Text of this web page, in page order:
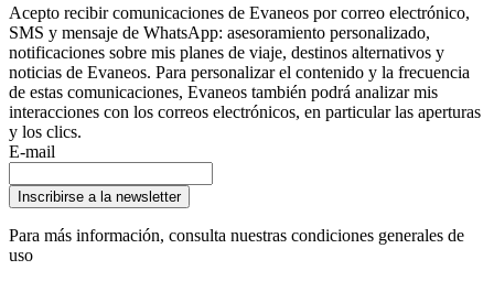
Acepto recibir comunicaciones de Evaneos por correo electrónico,
SMS y mensaje de WhatsApp: asesoramiento personalizado,
notificaciones sobre mis planes de viaje, destinos alternativos y
noticias de Evaneos. Para personalizar el contenido y la frecuencia
de estas comunicaciones, Evaneos también podrá analizar mis
interacciones con los correos electrónicos, en particular las aperturas
y los clics.
E-mail
Inscribirse a la newsletter
Para más información, consulta nuestras condiciones generales de
uso